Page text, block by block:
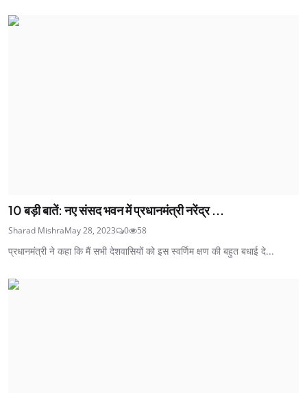
10 बड़ी बातें: नए संसद भवन में प्रधानमंत्री नरेंद्र ...
Sharad MishraMay 28, 2023 0 58
प्रधानमंत्री ने कहा कि मैं सभी देशवासियों को इस स्वर्णिम क्षण की बहुत बधाई दे...